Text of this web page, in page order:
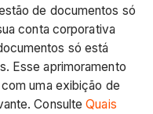
de documentos só
conta corporativa
só está
Esse aprimoramento
uma exibição de
ConsulteQuais